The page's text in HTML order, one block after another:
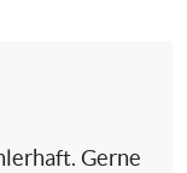
Gerne